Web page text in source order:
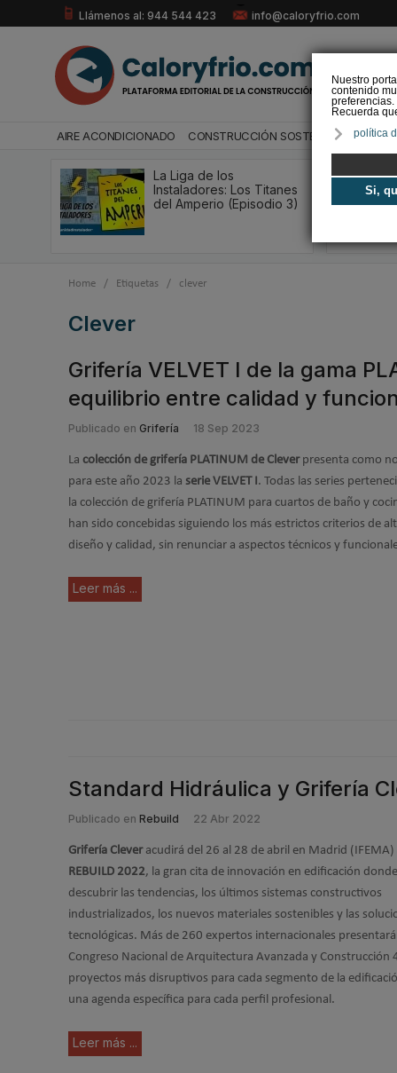
Nuestro
contenido
preferencias.
Recuerda
política
Si,
Llámenos al: 944 544 423 info@caloryfrio.com
AIRE ACONDICIONADO CONSTRUCCIÓN SOSTENIBLE
La Liga de los
Instaladores: Los Titanes
del Amperio (Episodio 3)
Home / Etiquetas / clever
clever
Grifería VELVET I de la gama
equilibrio entre calidad y
Publicado en Grifería 18 Sep 2023
La colección de grifería PLATINUM de Cleverpresenta como
para este año 2023 la serie VELVET I. Todas las series
la colección de grifería PLATINUM para cuartos de baño y
han sido concebidas siguiendo los más estrictos criterios de
diseño y calidad, sin renunciar a aspectos técnicos y
Leer más ...
Standard Hidráulica y Grifería
Publicado en Rebuild 22 Abr 2022
Grifería Cleveracudirá del 26 al 28 de abril en Madrid (IFEMA)
REBUILD 2022, la gran cita de innovación en edificación donde
descubrir las tendencias, los últimos sistemas constructivos
industrializados, los nuevos materiales sostenibles y las
tecnológicas. Más de 260 expertos internacionales
Congreso Nacional de Arquitectura Avanzada y Construcción
proyectos más disruptivos para cada segmento de la
una agenda específica para cada perfil profesional.
Leer más ...